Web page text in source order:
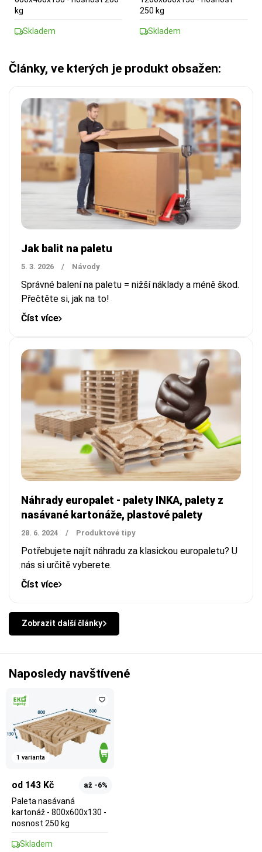
kg
Skladem
250 kg
Skladem
Články, ve kterých je produkt obsažen:
Jak balit na paletu
5. 3. 2026 / Návody
Správné balení na paletu = nižší náklady a méně škod.
Přečtěte si, jak na to!
Číst více
Náhrady europalet - palety INKA, palety z
nasávané kartonáže, plastové palety
28. 6. 2024 / Produktové tipy
Potřebujete najít náhradu za klasickou europaletu? U
nás si určitě vyberete.
Číst více
Zobrazit další články
Naposledy navštívené
1 varianta
od 143 Kč až -6%
Paleta nasávaná
kartonáž - 800x600x130 -
nosnost 250 kg
Skladem